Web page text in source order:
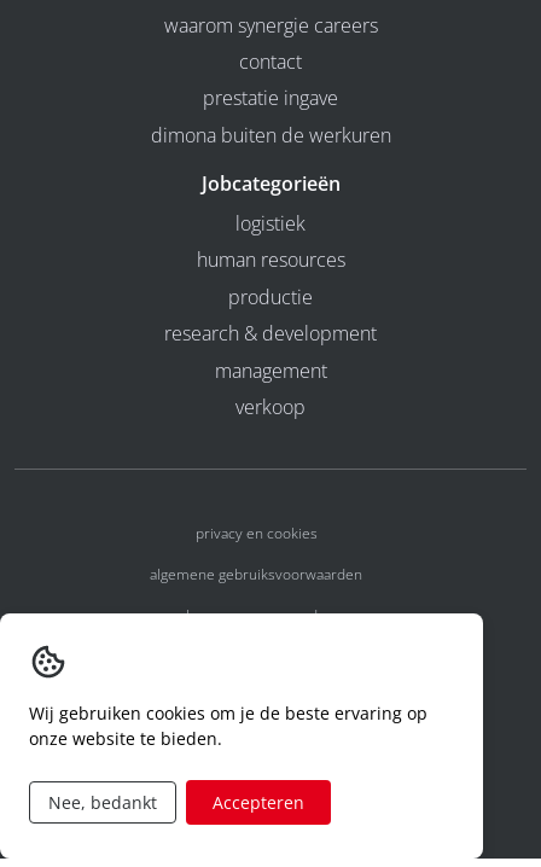
waarom synergie careers
contact
prestatie ingave
dimona buiten de werkuren
Jobcategorieën
logistiek
human resources
productie
research & development
management
verkoop
privacy en cookies
algemene gebruiksvoorwaarden
algemene voorwaarden
code of conduct
aanvraag rechten ivm privacy
Wij gebruiken cookies om je de beste ervaring op
onze website te bieden.
Nee, bedankt Accepteren